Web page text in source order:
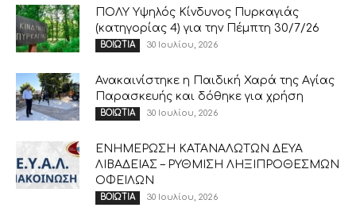
ΠΟΛΥ Υψηλός Κίνδυνος Πυρκαγιάς
(κατηγορίας 4) για την Πέμπτη 30/7/26
ΒΟΙΩΤΙΑ 30 Ιουλίου, 2026
Ανακαινίστηκε η Παιδική Χαρά της Αγίας
Παρασκευής και δόθηκε για χρήση
ΒΟΙΩΤΙΑ 30 Ιουλίου, 2026
ΕΝΗΜΕΡΩΣΗ ΚΑΤΑΝΑΛΩΤΩΝ ΔΕΥΑ
ΛΙΒΑΔΕΙΑΣ – ΡΥΘΜΙΣΗ ΛΗΞΙΠΡΟΘΕΣΜΩΝ
ΟΦΕΙΛΩΝ
ΒΟΙΩΤΙΑ 30 Ιουλίου, 2026